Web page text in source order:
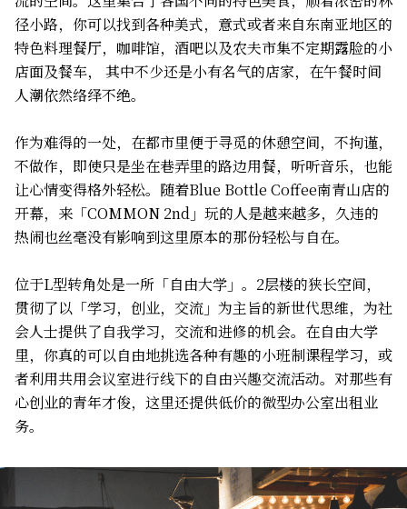
径小路，你可以找到各种美式，意式或者来自东南亚地区的
特色料理餐厅，咖啡馆，酒吧以及农夫市集不定期露脸的小
店面及餐车， 其中不少还是小有名气的店家，在午餐时间
人潮依然络绎不绝。
作为难得的一处，在都市里便于寻觅的休憩空间，不拘谨，
不做作，即使只是坐在巷弄里的路边用餐，听听音乐，也能
让心情变得格外轻松。随着Blue Bottle Coffee南青山店的
开幕，来「COMMON 2nd」玩的人是越来越多，久违的
热闹也丝毫没有影响到这里原本的那份轻松与自在。
位于L型转角处是一所「自由大学」。2层楼的狭长空间，
贯彻了以「学习，创业，交流」为主旨的新世代思维，为社
会人士提供了自我学习，交流和进修的机会。在自由大学
里，你真的可以自由地挑选各种有趣的小班制课程学习，或
者利用共用会议室进行线下的自由兴趣交流活动。对那些有
心创业的青年才俊，这里还提供低价的微型办公室出租业
务。